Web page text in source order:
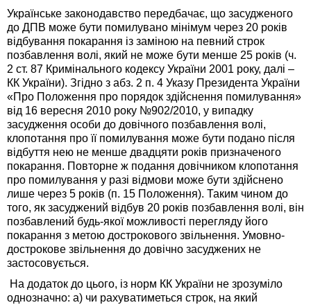
Українське законодавство передбачає, що засудженого
до ДПВ може бути помилувано мінімум через 20 років
відбування покарання із заміною на певний строк
позбавлення волі, який не може бути менше 25 років (ч.
2 ст. 87 Кримінального кодексу України 2001 року, далі –
КК України). Згідно з абз. 2 п. 4 Указу Президента України
«Про Положення про порядок здійснення помилування»
від 16 вересня 2010 року №902/2010, у випадку
засудження особи до довічного позбавлення волі,
клопотання про її помилування може бути подано після
відбуття нею не менше двадцяти років призначеного
покарання. Повторне ж подання довічником клопотання
про помилування у разі відмови може бути здійснено
лише через 5 років (п. 15 Положення). Таким чином до
того, як засуджений відбув 20 років позбавлення волі, він
позбавлений будь-якої можливості перегляду його
покарання з метою дострокового звільнення. Умовно-
дострокове звільнення до довічно засуджених не
застосовується.
На додаток до цього, із норм КК України не зрозуміло
однозначно: а) чи рахуватиметься строк, на який